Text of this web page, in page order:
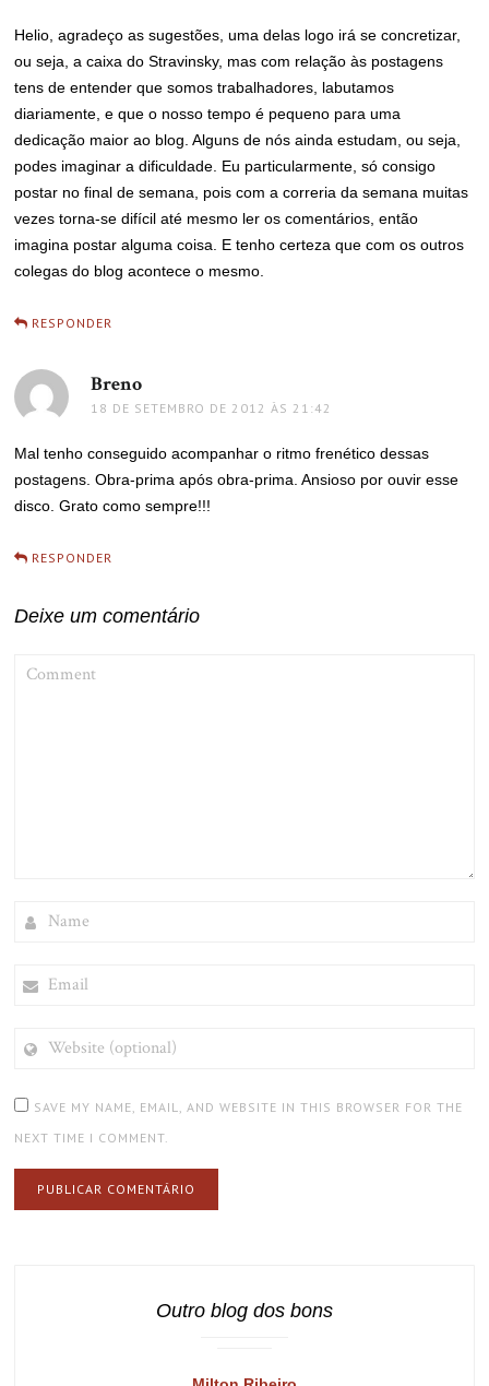
Helio, agradeço as sugestões, uma delas logo irá se concretizar,
ou seja, a caixa do Stravinsky, mas com relação às postagens
tens de entender que somos trabalhadores, labutamos
diariamente, e que o nosso tempo é pequeno para uma
dedicação maior ao blog. Alguns de nós ainda estudam, ou seja,
podes imaginar a dificuldade. Eu particularmente, só consigo
postar no final de semana, pois com a correria da semana muitas
vezes torna-se difícil até mesmo ler os comentários, então
imagina postar alguma coisa. E tenho certeza que com os outros
colegas do blog acontece o mesmo.
RESPONDER
Breno
18 DE SETEMBRO DE 2012 ÀS 21:42
Mal tenho conseguido acompanhar o ritmo frenético dessas
postagens. Obra-prima após obra-prima. Ansioso por ouvir esse
disco. Grato como sempre!!!
RESPONDER
Deixe um comentário
(OPTIONAL)
SAVE MY NAME, EMAIL, AND WEBSITE IN THIS BROWSER FOR THE
NEXT TIME I COMMENT.
Outro blog dos bons